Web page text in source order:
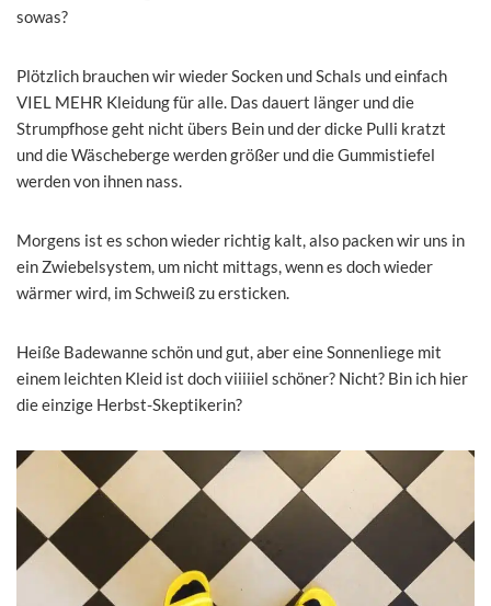
sowas?
Plötzlich brauchen wir wieder Socken und Schals und einfach
VIEL MEHR Kleidung für alle. Das dauert länger und die
Strumpfhose geht nicht übers Bein und der dicke Pulli kratzt
und die Wäscheberge werden größer und die Gummistiefel
werden von ihnen nass.
Morgens ist es schon wieder richtig kalt, also packen wir uns in
ein Zwiebelsystem, um nicht mittags, wenn es doch wieder
wärmer wird, im Schweiß zu ersticken.
Heiße Badewanne schön und gut, aber eine Sonnenliege mit
einem leichten Kleid ist doch viiiiiel schöner? Nicht? Bin ich hier
die einzige Herbst-Skeptikerin?